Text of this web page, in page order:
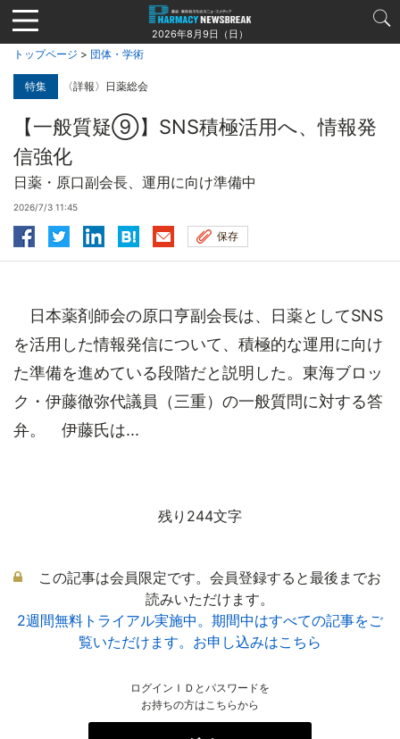
Jump
to
navigation
2026年8月9日（日）
トップページ > 団体・学術
特集 〈詳報〉日薬総会
【一般質疑⑨】SNS積極活用へ、情報発
信強化
日薬・原口副会長、運用に向け準備中
2026/7/3 11:45
保存
日本薬剤師会の原口亨副会長は、日薬としてSNS
を活用した情報発信について、積極的な運用に向け
た準備を進めている段階だと説明した。東海ブロッ
ク・伊藤徹弥代議員（三重）の一般質問に対する答
弁。 伊藤氏は...
残り244文字
この記事は会員限定です。会員登録すると最後までお
読みいただけます。
2週間無料トライアル実施中。期間中はすべての記事をご
覧いただけます。お申し込みはこちら
ログインＩＤとパスワードを
お持ちの方はこちらから